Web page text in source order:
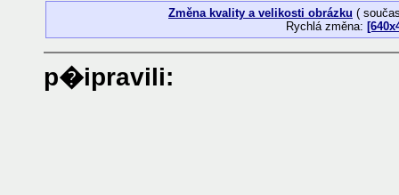
Změna kvality a velikosti obrázku (
Rychlá změna:
p�ipravili: